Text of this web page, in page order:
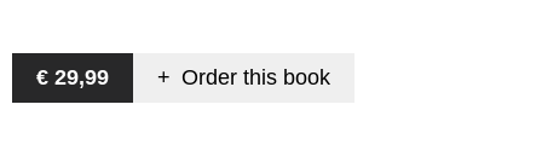
€ 29,99 + Order this book